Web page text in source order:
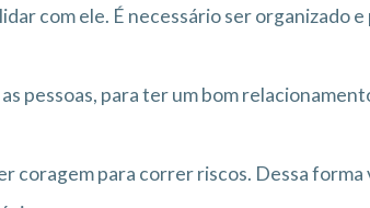
com ele. É necessário ser organizado
pessoas, para ter um bom
coragem para correr riscos. Dessa forma